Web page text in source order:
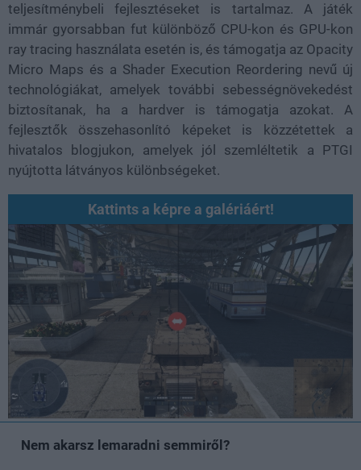
teljesítménybeli fejlesztéseket is tartalmaz. A játék
immár gyorsabban fut különböző CPU-kon és GPU-kon
ray tracing használata esetén is, és támogatja az Opacity
Micro Maps és a Shader Execution Reordering nevű új
technológiákat, amelyek további sebességnövekedést
biztosítanak, ha a hardver is támogatja azokat. A
fejlesztők összehasonlító képeket is közzétettek a
hivatalos blogjukon, amelyek jól szemléltetik a PTGI
nyújtotta látványos különbségeket.
Kattints a képre a galériáért!
Nem akarsz lemaradni semmiről?